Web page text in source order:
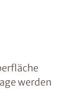
werden